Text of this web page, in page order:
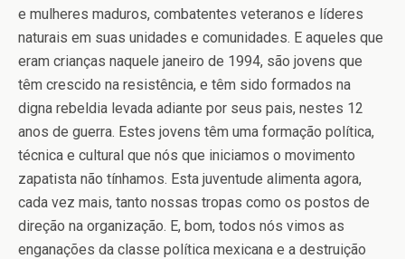
e mulheres maduros, combatentes veteranos e líderes
naturais em suas unidades e comunidades. E aqueles que
eram crianças naquele janeiro de 1994, são jovens que
têm crescido na resistência, e têm sido formados na
digna rebeldia levada adiante por seus pais, nestes 12
anos de guerra. Estes jovens têm uma formação política,
técnica e cultural que nós que iniciamos o movimento
zapatista não tínhamos. Esta juventude alimenta agora,
cada vez mais, tanto nossas tropas como os postos de
direção na organização. E, bom, todos nós vimos as
enganações da classe política mexicana e a destruição